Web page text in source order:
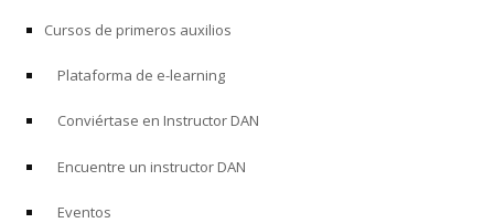
Cursos de primeros auxilios
Plataforma de e-learning
Conviértase en Instructor DAN
Encuentre un instructor DAN
Eventos